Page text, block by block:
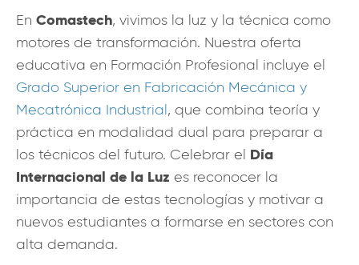
En Comastech, vivimos la luz y la técnica como
motores de transformación. Nuestra oferta
educativa en Formación Profesional incluye el
Grado Superior en Fabricación Mecánica y
Mecatrónica Industrial, que combina teoría y
práctica en modalidad dual para preparar a
los técnicos del futuro. Celebrar el Día
Internacional de la Luz es reconocer la
importancia de estas tecnologías y motivar a
nuevos estudiantes a formarse en sectores con
alta demanda.